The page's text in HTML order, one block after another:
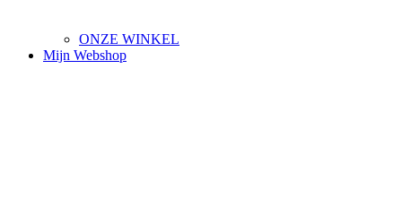
ONZE WINKEL
Mijn Webshop